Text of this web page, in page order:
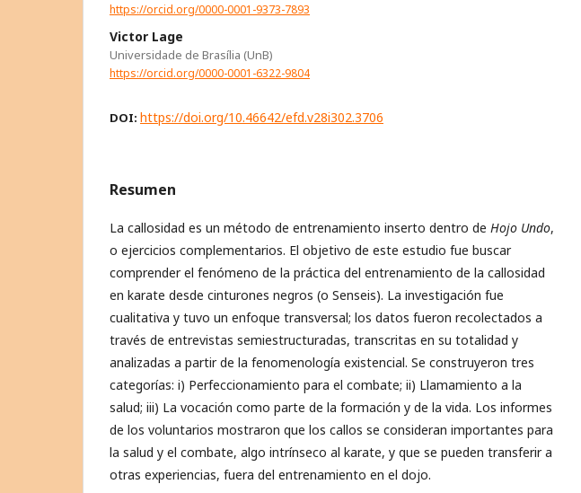
https://orcid.org/0000-0001-9373-7893
Victor Lage
Universidade de Brasília (UnB)
https://orcid.org/0000-0001-6322-9804
DOI: https://doi.org/10.46642/efd.v28i302.3706
Resumen
La callosidad es un método de entrenamiento inserto dentro de Hojo Undo,
o ejercicios complementarios. El objetivo de este estudio fue buscar
comprender el fenómeno de la práctica del entrenamiento de la callosidad
en karate desde cinturones negros (o Senseis). La investigación fue
cualitativa y tuvo un enfoque transversal; los datos fueron recolectados a
través de entrevistas semiestructuradas, transcritas en su totalidad y
analizadas a partir de la fenomenología existencial. Se construyeron tres
categorías: i) Perfeccionamiento para el combate; ii) Llamamiento a la
salud; iii) La vocación como parte de la formación y de la vida. Los informes
de los voluntarios mostraron que los callos se consideran importantes para
la salud y el combate, algo intrínseco al karate, y que se pueden transferir a
otras experiencias, fuera del entrenamiento en el dojo.